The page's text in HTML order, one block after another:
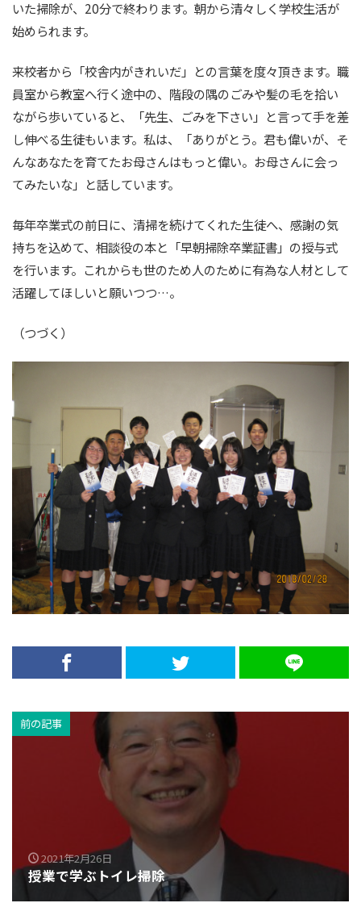
いた掃除が、20分で終わります。朝から清々しく学校生活が
始められます。
来校者から「校舎内がきれいだ」との言葉を度々頂きます。職
員室から教室へ行く途中の、階段の隅のごみや髪の毛を拾い
ながら歩いていると、「先生、ごみを下さい」と言って手を差
し伸べる生徒もいます。私は、「ありがとう。君も偉いが、そ
んなあなたを育てたお母さんはもっと偉い。お母さんに会っ
てみたいな」と話しています。
毎年卒業式の前日に、清掃を続けてくれた生徒へ、感謝の気
持ちを込めて、相談役の本と「早朝掃除卒業証書」の授与式
を行います。これからも世のため人のために有為な人材として
活躍してほしいと願いつつ…。
（つづく）
前の記事
2021年2月26日
授業で学ぶトイレ掃除